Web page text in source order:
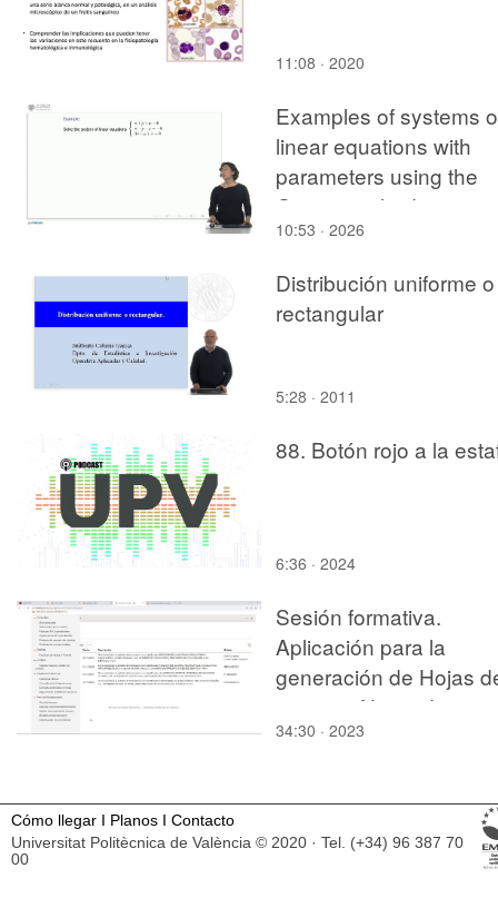
11:08 · 2020
Examples of systems
linear equations with
parameters using the
Gauss method
10:53 · 2026
Distribución uniforme o
rectangular
5:28 · 2011
88. Botón rojo a la
6:36 · 2024
Sesión formativa.
Aplicación para la
generación de Hojas
encargo Notas de
entrega. PREGUNTAS
34:30 · 2023
Cómo llegar I Planos I Contacto
Universitat Politècnica de València © 2020 · Tel. (+34) 96 387 70
00